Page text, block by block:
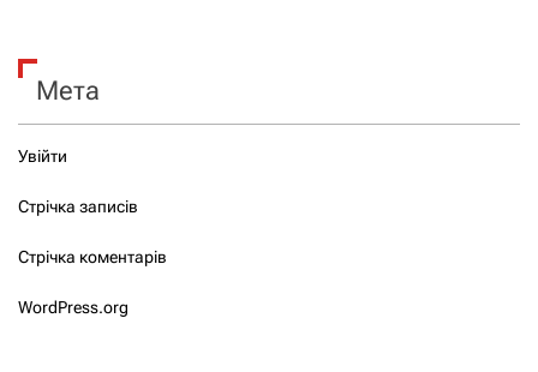
Мета
Увійти
Стрічка записів
Стрічка коментарів
WordPress.org